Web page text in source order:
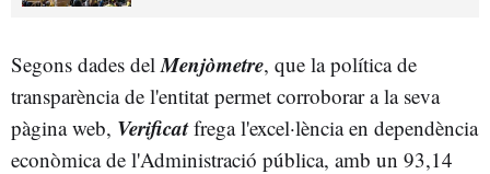
Segons dades del Menjòmetre, que la política de
transparència de l'entitat permet corroborar a la seva
pàgina web, Verificatfrega l'excel·lència en dependència
econòmica de l'Administració pública, amb un 93,14